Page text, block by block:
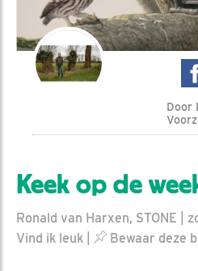
Door
Keek op de
Ronald van Harxen, STONE |
Vind ik leuk
Bewaar deze